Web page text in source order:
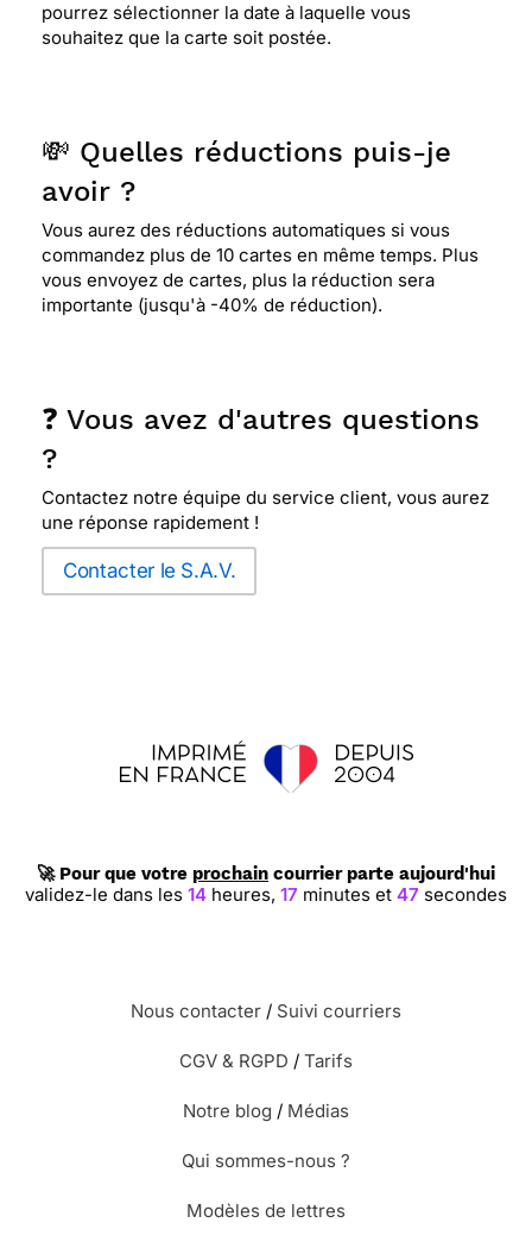
pourrez sélectionner la date à laquelle vous
souhaitez que la carte soit postée.
💸 Quelles réductions puis-je
avoir ?
Vous aurez des réductions automatiques si vous
commandez plus de 10 cartes en même temps. Plus
vous envoyez de cartes, plus la réduction sera
importante (jusqu'à -40% de réduction).
❓ Vous avez d'autres questions
?
Contactez notre équipe du service client, vous aurez
une réponse rapidement !
Contacter le S.A.V.
🚀 Pour que votre prochain courrier parte aujourd'hui
validez-le dans les 14heures, 17 minutes et 46 secondes
Nous contacter / Suivi courriers
CGV & RGPD / Tarifs
Notre blog / Médias
Qui sommes-nous ?
Modèles de lettres